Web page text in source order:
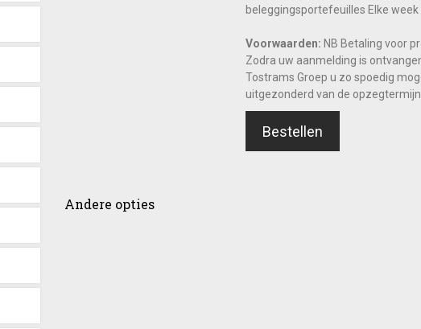
beleggingsportefeuilles Elke
Voorwaarden: NB Betaling voor
Zodra uw aanmelding is
Tostrams Groep u zo spoedig
uitgezonderd van de
Bestellen
Andere opties